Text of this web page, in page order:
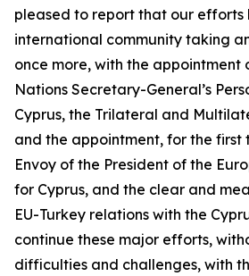
pleased to report that our efforts
international community taking
once more, with the appointment
Nations Secretary-General’s
Cyprus, the Trilateral and
and the appointment, for the first
Envoy of the President of the
for Cyprus, and the clear and
EU-Turkey relations with the
continue these major efforts,
difficulties and challenges, with